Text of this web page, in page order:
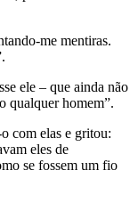
me mentiras.
ele – que ainda não
qualquer homem”.
com elas e gritou:
eles de
se fossem um fio